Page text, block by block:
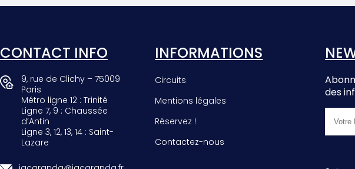
CONTACT INFO
9, rue de Clichy – 75009
Paris
Métro ligne 12 : Trinité
Ligne 7, 9 : Chaussée
d’Antin
Ligne 3, 12, 13, 14 : Saint-
Lazare
INFORMATIONS
Circuits
Mentions légales
Réservez !
Contactez-nous
des